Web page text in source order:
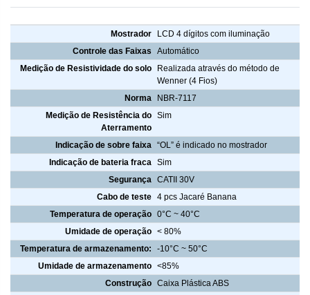
Mostrador
LCD 4 dígitos com iluminação
Controle das Faixas
Automático
Medição de Resistividade do solo
Realizada através do método de
Wenner (4 Fios)
Norma
NBR-7117
Medição de Resistência do
Aterramento
Sim
Indicação de sobre faixa “OL” é indicado no mostrador
Indicação de bateria fraca Sim
Segurança CATII 30V
Cabo de teste 4 pcs Jacaré Banana
Temperatura de operação 0°C ~ 40°C
Umidade de operação < 80%
Temperatura de armazenamento:
-10°C ~ 50°C
Umidade de armazenamento <85%
Construção Caixa Plástica ABS